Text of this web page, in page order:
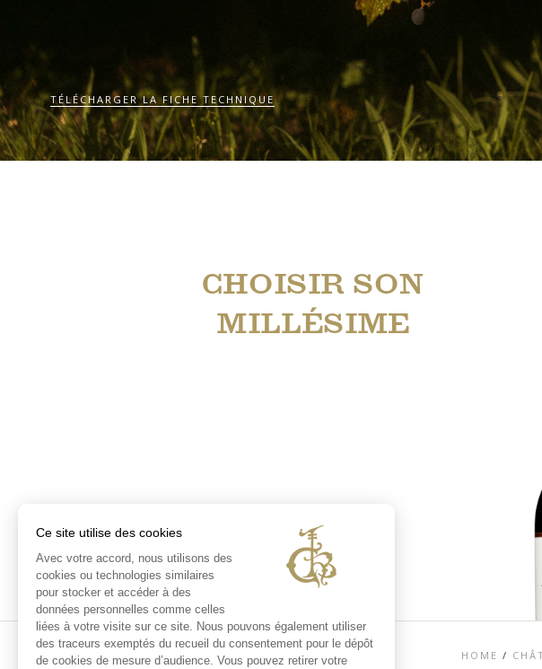
Ce site utilise des cookies
Avec votre accord, nous utilisons des
cookies ou technologies similaires
pour stocker et accéder à des
données personnelles comme celles
liées à votre visite sur ce site. Nous pouvons également utiliser
des traceurs exemptés du recueil du consentement pour le dépôt
de cookies de mesure d’audience. Vous pouvez retirer votre
TÉLÉCHARGER LA FICHE TECHNIQUE
CHOISIR SON
MILLÉSIME
HOME /